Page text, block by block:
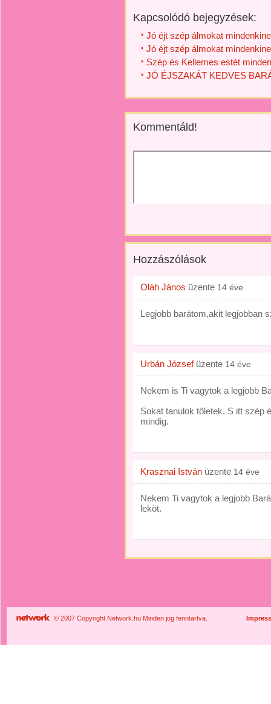
Kapcsolódó bejegyzések:
Jó éjt szép álmokat
Jó éjt szép álmokat
Szép és Kellemes estét
JÓ ÉJSZAKÁT KEDVES
Kommentáld!
Hozzászólások
Oláh János üzente 14 éve
Legjobb barátom,akit legjobban
Urbán Józsefüzente 14 éve
Nekem is Ti vagytok a legjobb
Sokat tanulok tőletek. S itt szép
mindig.
Krasznai István üzente 14 éve
Nekem Ti vagytok a legjobb
leköt.
© 2007 Copyright Network.hu Minden jog fenntartva.